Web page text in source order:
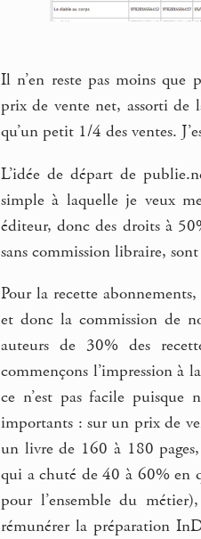
Il n’en reste pas moins que
prix de vente net, assorti de
qu’un petit 1/4 des ventes.
L’idée de départ de
simple à laquelle je veux
éditeur, donc des droits à
sans commission libraire,
Pour la recette
et donc la commission de
auteurs de 30% des
commençons l’impression à
ce n’est pas facile puisque
importants : sur un prix de
un livre de 160 à 180
qui a chuté de 40 à 60% en
pour l’ensemble du
rémunérer la préparation